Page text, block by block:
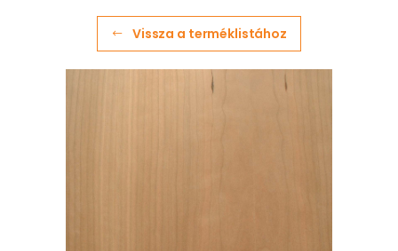
Vissza a terméklistához